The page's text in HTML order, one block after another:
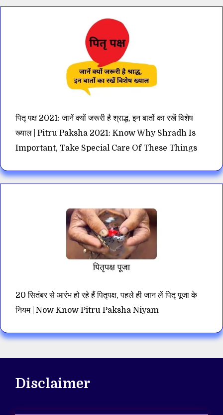
पितृ पक्ष 2021: जानें क्यों जरूरी है श्राद्ध, इन बातों का रखें विशेष
ख्याल | Pitru Paksha 2021: Know Why Shradh Is
Important, Take Special Care Of These Things
20 सितंबर से आरंभ हो रहे हैं पितृपक्ष, पहले ही जान लें पितृ पूजा के
नियम | Now Know Pitru Paksha Niyam
Disclaimer